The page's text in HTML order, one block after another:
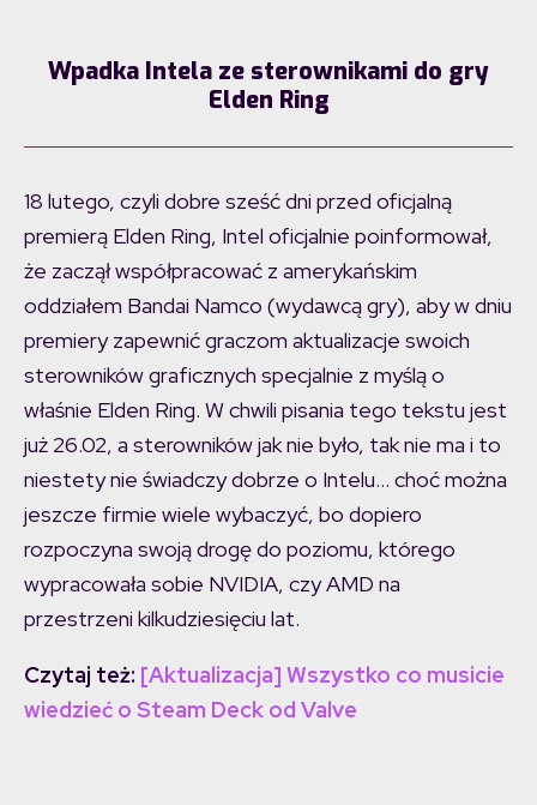
Wpadka Intela ze sterownikami do gry
Elden Ring
18 lutego, czyli dobre sześć dni przed oficjalną
premierą Elden Ring, Intel oficjalnie poinformował,
że zaczął współpracować z amerykańskim
oddziałem Bandai Namco (wydawcą gry), aby w dniu
premiery zapewnić graczom aktualizacje swoich
sterowników graficznych specjalnie z myślą o
właśnie Elden Ring. W chwili pisania tego tekstu jest
już 26.02, a sterowników jak nie było, tak nie ma i to
niestety nie świadczy dobrze o Intelu… choć można
jeszcze firmie wiele wybaczyć, bo dopiero
rozpoczyna swoją drogę do poziomu, którego
wypracowała sobie NVIDIA, czy AMD na
przestrzeni kilkudziesięciu lat.
Czytaj też: [Aktualizacja] Wszystko co musicie
wiedzieć o Steam Deck od Valve